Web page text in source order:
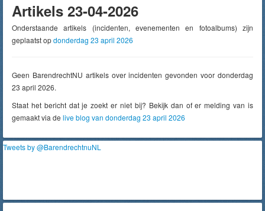
Artikels 23-04-2026
Onderstaande artikels (incidenten, evenementen en fotoalbums) zijn
geplaatst opdonderdag 23 april 2026
Geen BarendrechtNU artikels over incidenten gevonden voor donderdag
23 april 2026.
Staat het bericht dat je zoekt er niet bij? Bekijk dan of er melding van is
gemaakt via de live blog van donderdag 23 april 2026
Tweets by @BarendrechtnuNL